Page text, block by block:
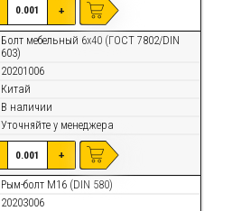
+
Болт мебельный 6х40 (ГОСТ 7802/DIN
603)
20201006
Китай
В наличии
Уточняйте у менеджера
+
Рым-болт М16 (DIN 580)
20203006